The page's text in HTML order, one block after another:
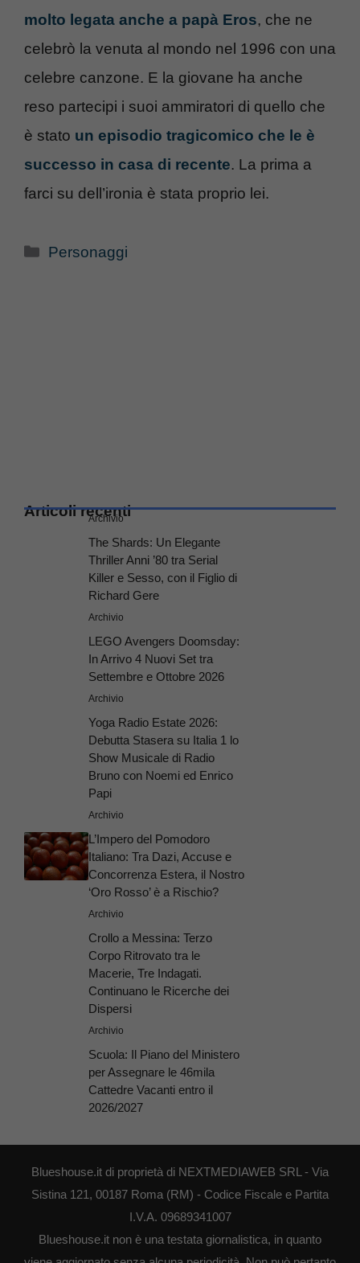
molto legata anche a papà Eros, che ne
celebrò la venuta al mondo nel 1996 con una
celebre canzone. E la giovane ha anche
reso partecipi i suoi ammiratori di quello che
è stato un episodio tragicomico che le è
successo in casa di recente. La prima a
farci su dell’ironia è stata proprio lei.
Categorie
Personaggi
Articoli recenti
Archivio
The Shards: Un Elegante
Thriller Anni ’80 tra Serial
Killer e Sesso, con il Figlio di
Richard Gere
Archivio
LEGO Avengers Doomsday:
In Arrivo 4 Nuovi Set tra
Settembre e Ottobre 2026
Archivio
Yoga Radio Estate 2026:
Debutta Stasera su Italia 1 lo
Show Musicale di Radio
Bruno con Noemi ed Enrico
Papi
Archivio
L’Impero del Pomodoro
Italiano: Tra Dazi, Accuse e
Concorrenza Estera, il Nostro
‘Oro Rosso’ è a Rischio?
Archivio
Crollo a Messina: Terzo
Corpo Ritrovato tra le
Macerie, Tre Indagati.
Continuano le Ricerche dei
Dispersi
Archivio
Scuola: Il Piano del Ministero
per Assegnare le 46mila
Cattedre Vacanti entro il
2026/2027
Blueshouse.it di proprietà di NEXTMEDIAWEB SRL - Via
Sistina 121, 00187 Roma (RM) - Codice Fiscale e Partita
I.V.A. 09689341007
Blueshouse.it non è una testata giornalistica, in quanto